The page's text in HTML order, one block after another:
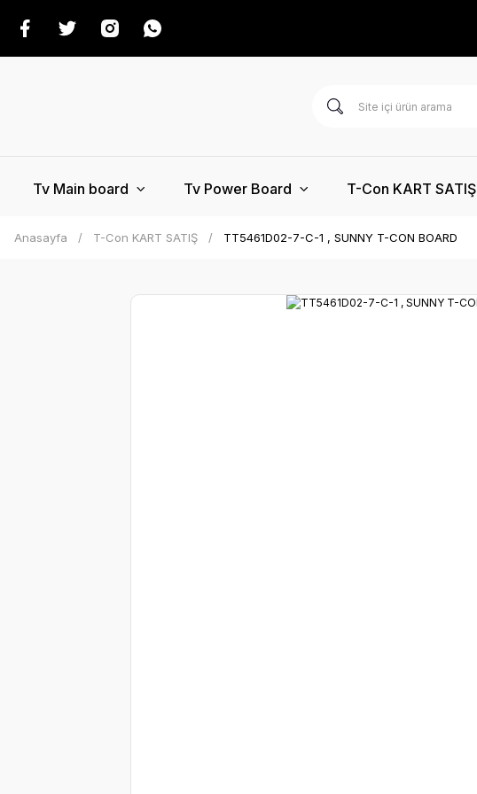
Tv Main board Tv Power Board T-Con KART SATIŞ
Anasayfa T-Con KART SATIŞ TT5461D02-7-C-1 , SUNNY T-CON BOARD